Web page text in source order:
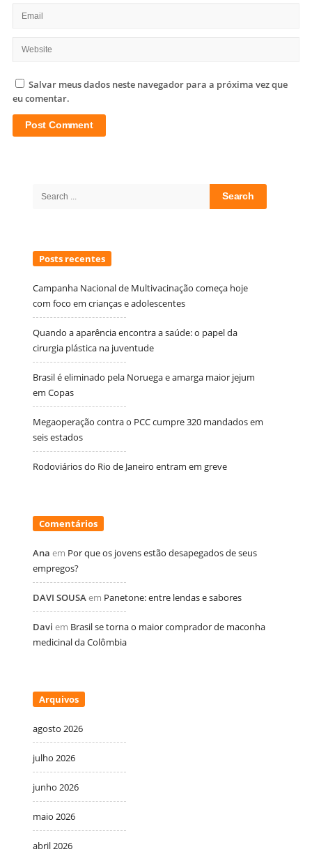
Salvar meus dados neste navegador para a próxima vez que
eu comentar.
Search
Posts recentes
Campanha Nacional de Multivacinação começa hoje
com foco em crianças e adolescentes
Quando a aparência encontra a saúde: o papel da
cirurgia plástica na juventude
Brasil é eliminado pela Noruega e amarga maior jejum
em Copas
Megaoperação contra o PCC cumpre 320 mandados em
seis estados
Rodoviários do Rio de Janeiro entram em greve
Comentários
Ana em Por que os jovens estão desapegados de seus
empregos?
DAVI SOUSAem Panetone: entre lendas e sabores
Davi em Brasil se torna o maior comprador de maconha
medicinal da Colômbia
Arquivos
agosto 2026
julho 2026
junho 2026
maio 2026
abril 2026